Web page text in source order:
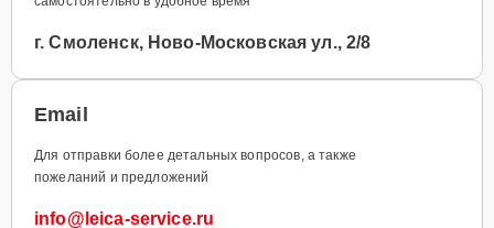
г. Смоленск, Ново-Московская ул., 2/8
Email
Для отправки более детальных вопросов, а также
пожеланий и предложений
info@leica-service.ru